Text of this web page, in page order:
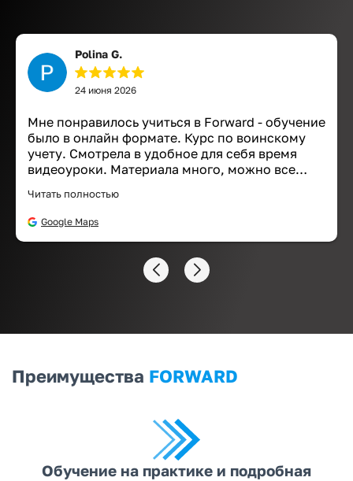
Polina G.
24 июня 2026
Мне понравилось учиться в Forward - обучение
было в онлайн формате. Курс по воинскому
учету. Смотрела в удобное для себя время
видеоуроки. Материала много, можно все
презентацию в течении следующего года, если
нужно. Рекомендую!
Читать полностью
Google Maps
Преимущества FORWARD
Обучение на практике и подробная